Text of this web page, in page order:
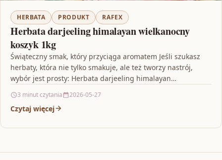
HERBATA PRODUKT RAFEX
Herbata darjeeling himalayan wielkanocny
koszyk 1kg
Świąteczny smak, który przyciąga aromatem Jeśli szukasz
herbaty, która nie tylko smakuje, ale też tworzy nastrój,
wybór jest prosty: Herbata darjeeling himalayan
3 minut czytania 2026-05-27
Czytaj więcej